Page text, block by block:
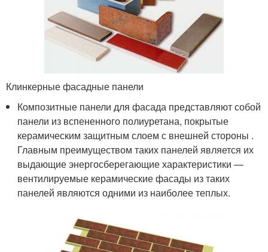
Клинкерные фасадные панели
Композитные панели для фасада представляют собой
панели из вспененного полиуретана, покрытые
керамическим защитным слоем с внешней стороны .
Главным преимуществом таких панелей является их
выдающие энергосберегающие характеристики —
вентилируемые керамические фасады из таких
панелей являются одними из наиболее теплых.